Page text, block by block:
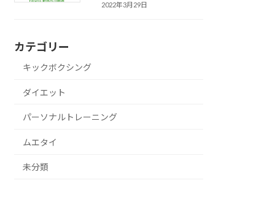
2022年3月29日
カテゴリー
キックボクシング
ダイエット
パーソナルトレーニング
ムエタイ
未分類